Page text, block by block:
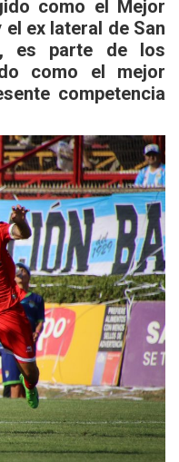
como el Mejor
ex lateral de San
es parte de los
como el mejor
competencia